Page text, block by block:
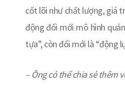
cốt lõi như chất lượng, giá
động đổi mới mô hình
tựa”, còn đổi mới là “động
– Ông có thểchia sẻ thêm